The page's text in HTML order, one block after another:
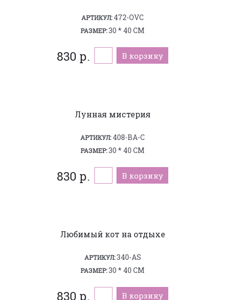
АРТИКУЛ:472-OVC
РАЗМЕР:30 * 40 СМ
830 р. В корзину
Лунная мистерия
АРТИКУЛ:408-BA-C
РАЗМЕР:30 * 40 СМ
830 р. В корзину
Любимый кот на отдыхе
АРТИКУЛ:340-AS
РАЗМЕР:30 * 40 СМ
830 р. В корзину